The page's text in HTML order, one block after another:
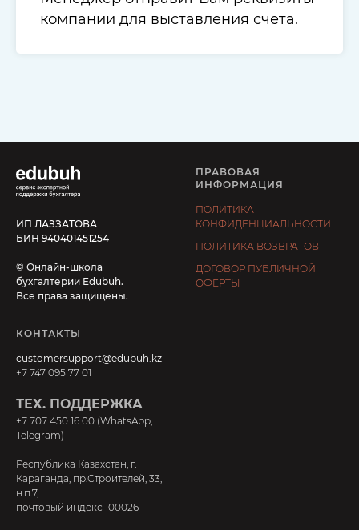
компании для выставления счета.
ИП ЛАЗЗАТОВА
БИН 940401451254
© Онлайн-школа
бухгалтерии Edubuh.
Все права защищены.
ПРАВОВАЯ
ИНФОРМАЦИЯ
ПОЛИТИКА
КОНФИДЕНЦИАЛЬНОСТИ
ПОЛИТИКА ВОЗВРАТОВ
ДОГОВОР ПУБЛИЧНОЙ
ОФЕРТЫ
КОНТАКТЫ
customersupport@edubuh.kz
+7 747 095 77 01
ТЕХ. ПОДДЕРЖКА
+7 707 450 16 00 (WhatsApp,
Telegram)
Республика Казахстан, г.
Караганда, пр.Строителей, 33,
н.п.7,
почтовый индекс 100026